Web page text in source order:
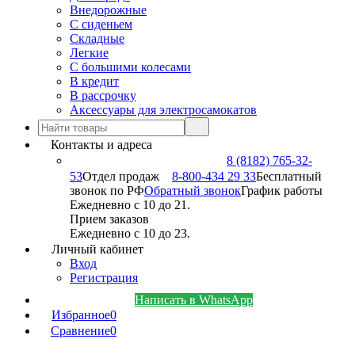
Внедорожные
С сиденьем
Складные
Легкие
С большими колесами
В кредит
В рассрочку
Аксессуары для электросамокатов
Контакты и адреса
8 (8182) 765-32-
53Отдел продаж 8-800-434 29 33Бесплатный
звонок по РФОбратный звонокГрафик работы
Ежедневно с 10 до 21.
Прием заказов
Ежедневно с 10 до 23.
Личный кабинет
Вход
Регистрация
Написать в WhatsApp
Избранное0
Сравнение0